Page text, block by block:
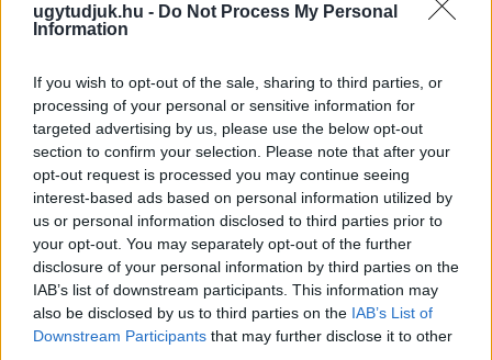
ugytudjuk.hu - Do Not Process My Personal
Information
If you wish to opt-out of the sale, sharing to third parties, or
processing of your personal or sensitive information for
targeted advertising by us, please use the below opt-out
section to confirm your selection. Please note that after your
opt-out request is processed you may continue seeing
interest-based ads based on personal information utilized by
us or personal information disclosed to third parties prior to
your opt-out. You may separately opt-out of the further
disclosure of your personal information by third parties on the
IAB’s list of downstream participants. This information may
also be disclosed by us to third parties on the IAB’s List of
Downstream Participants that may further disclose it to other